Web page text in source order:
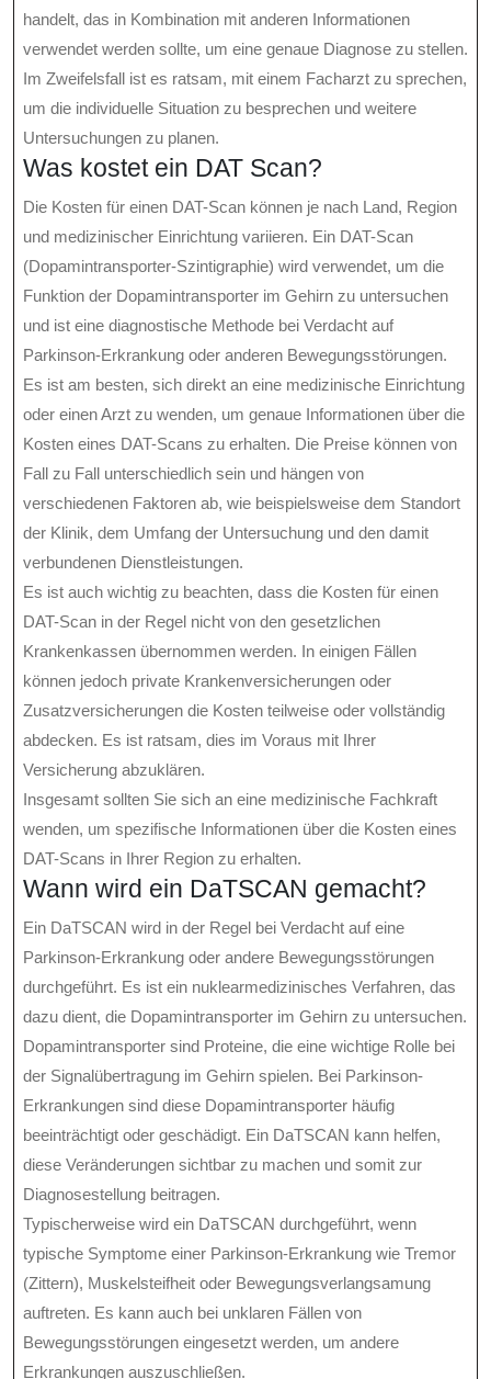
handelt, das in Kombination mit anderen Informationen
verwendet werden sollte, um eine genaue Diagnose zu stellen.
Im Zweifelsfall ist es ratsam, mit einem Facharzt zu sprechen,
um die individuelle Situation zu besprechen und weitere
Untersuchungen zu planen.
Was kostet ein DAT Scan?
Die Kosten für einen DAT-Scan können je nach Land, Region
und medizinischer Einrichtung variieren. Ein DAT-Scan
(Dopamintransporter-Szintigraphie) wird verwendet, um die
Funktion der Dopamintransporter im Gehirn zu untersuchen
und ist eine diagnostische Methode bei Verdacht auf
Parkinson-Erkrankung oder anderen Bewegungsstörungen.
Es ist am besten, sich direkt an eine medizinische Einrichtung
oder einen Arzt zu wenden, um genaue Informationen über die
Kosten eines DAT-Scans zu erhalten. Die Preise können von
Fall zu Fall unterschiedlich sein und hängen von
verschiedenen Faktoren ab, wie beispielsweise dem Standort
der Klinik, dem Umfang der Untersuchung und den damit
verbundenen Dienstleistungen.
Es ist auch wichtig zu beachten, dass die Kosten für einen
DAT-Scan in der Regel nicht von den gesetzlichen
Krankenkassen übernommen werden. In einigen Fällen
können jedoch private Krankenversicherungen oder
Zusatzversicherungen die Kosten teilweise oder vollständig
abdecken. Es ist ratsam, dies im Voraus mit Ihrer
Versicherung abzuklären.
Insgesamt sollten Sie sich an eine medizinische Fachkraft
wenden, um spezifische Informationen über die Kosten eines
DAT-Scans in Ihrer Region zu erhalten.
Wann wird ein DaTSCAN gemacht?
Ein DaTSCAN wird in der Regel bei Verdacht auf eine
Parkinson-Erkrankung oder andere Bewegungsstörungen
durchgeführt. Es ist ein nuklearmedizinisches Verfahren, das
dazu dient, die Dopamintransporter im Gehirn zu untersuchen.
Dopamintransporter sind Proteine, die eine wichtige Rolle bei
der Signalübertragung im Gehirn spielen. Bei Parkinson-
Erkrankungen sind diese Dopamintransporter häufig
beeinträchtigt oder geschädigt. Ein DaTSCAN kann helfen,
diese Veränderungen sichtbar zu machen und somit zur
Diagnosestellung beitragen.
Typischerweise wird ein DaTSCAN durchgeführt, wenn
typische Symptome einer Parkinson-Erkrankung wie Tremor
(Zittern), Muskelsteifheit oder Bewegungsverlangsamung
auftreten. Es kann auch bei unklaren Fällen von
Bewegungsstörungen eingesetzt werden, um andere
Erkrankungen auszuschließen.